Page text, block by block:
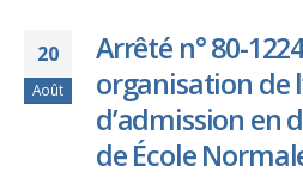
20
Août
Arrêté n° 80-
organisation de
d’admission en
de École